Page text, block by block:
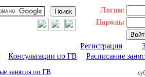
Логин:
Пароль:
Регистрация
Консультации по ГВ Расписание
занятия по ГВ